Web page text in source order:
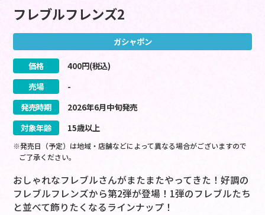
フレブルフレンズ2
ガシャポン
価格 400円(税込)
売場
-
発売時期
2026年6月中旬発売
対象年齢
15歳以上
※発売日（予定）は地域・店舗などによって異なる場合がございますので
ご了承ください。
おしゃれなフレブルさんがまたまたやってきた！好調の
フレブルフレンズから第2弾が登場！1弾のフレブルたち
と並べて飾りたくなるラインナップ！